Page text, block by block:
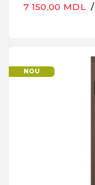
7 150,00 MDL
NOU